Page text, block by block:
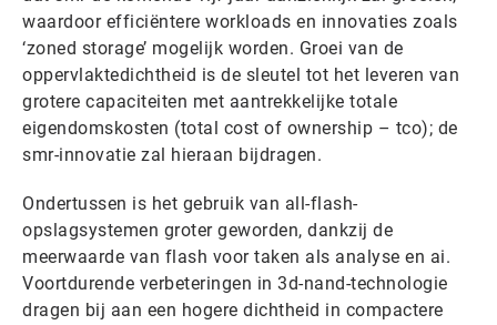
waardoor efficiëntere workloads en innovaties zoals
‘zoned storage’ mogelijk worden. Groei van de
oppervlaktedichtheid is de sleutel tot het leveren van
grotere capaciteiten met aantrekkelijke totale
eigendomskosten (total cost of ownership – tco); de
smr-innovatie zal hieraan bijdragen.
Ondertussen is het gebruik van all-flash-
opslagsystemen groter geworden, dankzij de
meerwaarde van flash voor taken als analyse en ai.
Voortdurende verbeteringen in 3d-nand-technologie
dragen bij aan een hogere dichtheid in compactere